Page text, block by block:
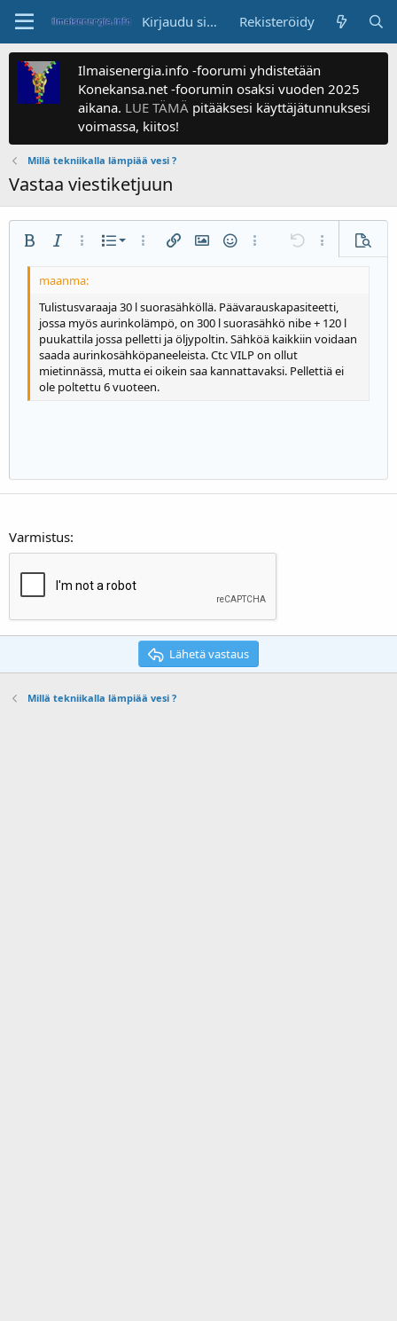
Kirjaudu sisään Rekisteröidy
Ilmaisenergia.info -foorumi yhdistetään
Konekansa.net -foorumin osaksi vuoden 2025
aikana. LUE TÄMÄ pitääksesi käyttäjätunnuksesi
voimassa, kiitos!
Millä tekniikalla lämpiää vesi ?
Vastaa viestiketjuun
LihavoituKursivoitu
Enemmän valintoja...
Luettelo Numeroitu luettelo
Suurenna sisennystä
Pienennä sisennystä
Enemmän valintoja...
Lisää linkki
Lisää kuva
HymiötEnemmän valintoja...
KumoaEnemmän
Fonttikoko
9
10
12
15
18
Tekstin väriKirjasinperhe
Book Antiqua
Courier New
Georgia
Tahoma
Tasaus
Tasaa vasemmalle
Keskitä
Tasaa oikealle
Tasaa teksti
Kappalemuoto
Otsake 1
Otsake 2
Otsake 3
SiteeraaMediaLisää taulukko
Tee uudelleen
BB-koodi päällä/pois
Poista muotoilu
Poista luonnos
Tulistusvaraaja 30 l suorasähköllä. Päävarauskapasiteetti,
jossa myös aurinkolämpö, on 300 l suorasähkö nibe + 120 l
puukattila jossa pelletti ja öljypoltin. Sähköä kaikkiin voidaan
saada aurinkosähköpaneeleista. Ctc VILP on ollut
mietinnässä, mutta ei oikein saa kannattavaksi. Pellettiä ei
ole poltettu 6 vuoteen.
Varmistus
Lähetä vastaus
Millä tekniikalla lämpiää vesi ?